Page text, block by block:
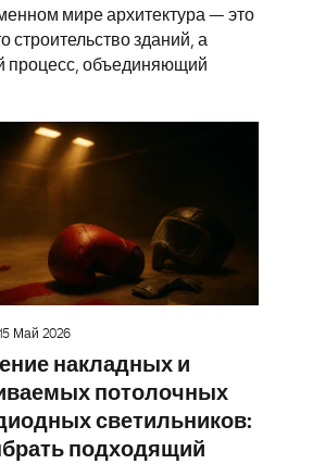
мире архитектура — это
строительство зданий, а
процесс, объединяющий
Май 2026
накладных и
потолочных
светильников:
подходящий